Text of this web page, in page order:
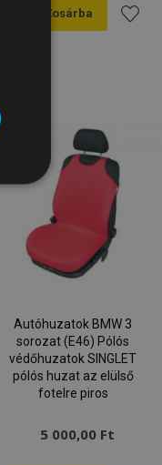
Kosárba
Autóhuzatok BMW 3
sorozat (E46) Pólós
védőhuzatok SINGLET
pólós huzat az elülső
fotelre piros
5 000,00 Ft